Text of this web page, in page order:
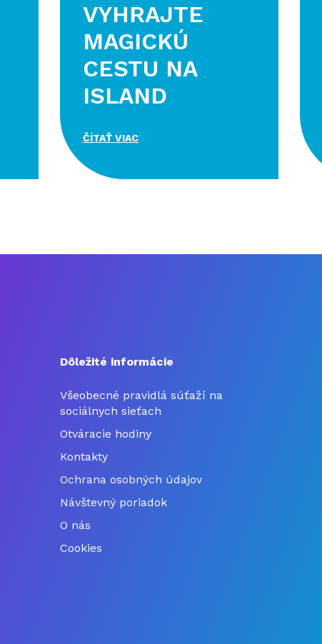
VYHRAJTE
MAGICKÚ
CESTU NA
ISLAND
ČÍTAŤ VIAC
Dôležité informácie
Všeobecné pravidlá súťaží na
sociálnych sieťach
Otváracie hodiny
Kontakty
Ochrana osobných údajov
Návštevný poriadok
O nás
Cookies